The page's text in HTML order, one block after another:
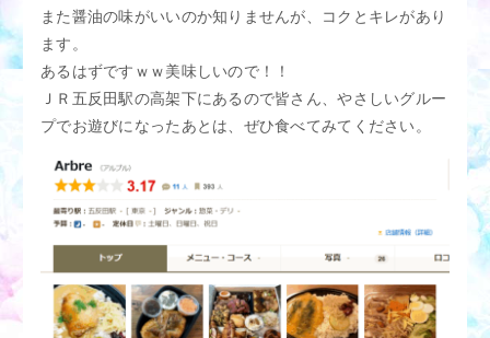
また醤油の味がいいのか知りませんが、コクとキレがあり
ます。
あるはずですｗｗ美味しいので！！
ＪＲ五反田駅の高架下にあるので皆さん、やさしいグルー
プでお遊びになったあとは、ぜひ食べてみてください。